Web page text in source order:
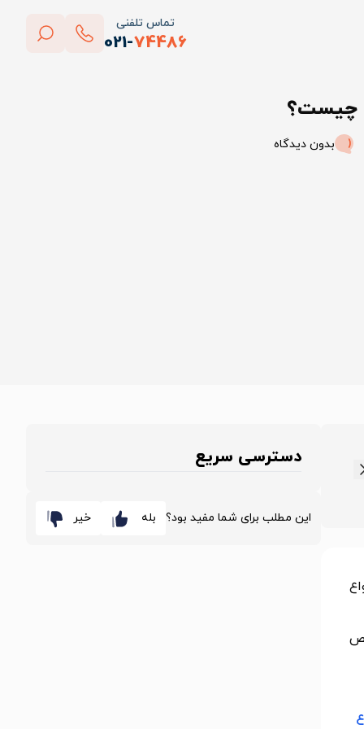
تماس تلفنی
021-74486
پاک کردن
بدون دیدگاه
دسترسی سریع
این مطلب برای شما مفید بود؟ بله خیر